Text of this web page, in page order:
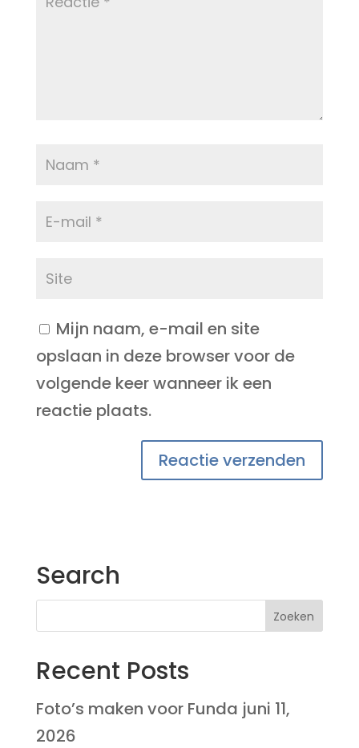
Mijn naam, e-mail en site
opslaan in deze browser voor de
volgende keer wanneer ik een
reactie plaats.
Search
Recent Posts
Foto’s maken voor Funda juni 11,
2026